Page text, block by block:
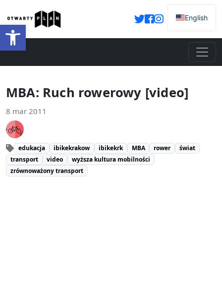
Otwórz pasek narzędzi
English
MBA: Ruch rowerowy [video]
8 mar 2011
edukacja ibikekrakow ibikekrk MBA rower
świat
transport
video
wyższa kultura mobilności
zrównoważony transport